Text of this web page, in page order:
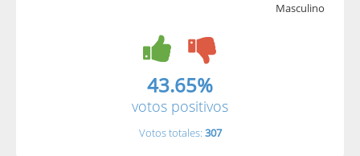
Masculino
43.65%
votos positivos
Votos totales: 307